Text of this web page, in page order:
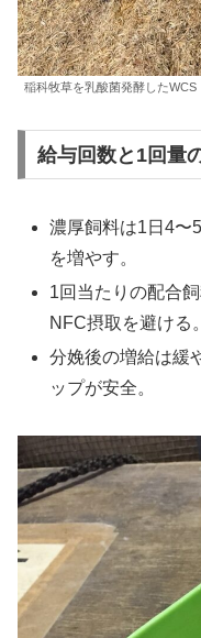
稲科牧草を乳酸菌発酵したWCS
給与回数と1回量
濃厚飼料は1日4〜
を増やす。
1回当たりの配合
NFC摂取を避ける。
分娩後の増給は緩
ップが安全。